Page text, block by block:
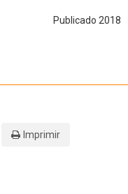
Publicado 2018
Imprimir